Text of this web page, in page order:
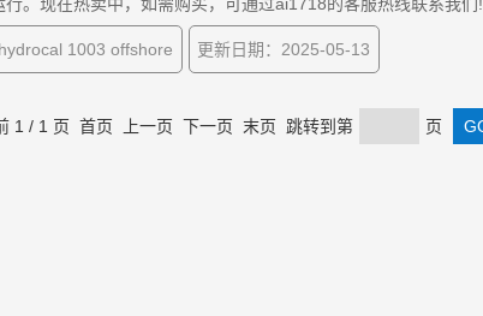
1003 offshore 更新日期：2025-05-13
1 / 1 页 首页 上一页 下一页 末页 跳转到第 页